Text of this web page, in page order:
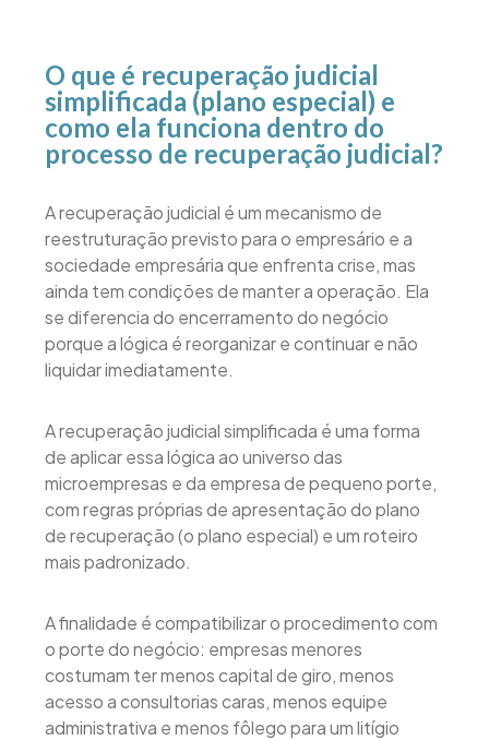
O que é recuperação judicial
simplificada (plano especial) e
como ela funciona dentro do
processo de recuperação judicial?
A recuperação judicial é um mecanismo de
reestruturação previsto para o empresário e a
sociedade empresária que enfrenta crise, mas
ainda tem condições de manter a operação. Ela
se diferencia do encerramento do negócio
porque a lógica é reorganizar e continuar e não
liquidar imediatamente.
A recuperação judicial simplificada é uma forma
de aplicar essa lógica ao universo das
microempresas e da empresa de pequeno porte,
com regras próprias de apresentação do plano
de recuperação (o plano especial) e um roteiro
mais padronizado.
A finalidade é compatibilizar o procedimento com
o porte do negócio: empresas menores
costumam ter menos capital de giro, menos
acesso a consultorias caras, menos equipe
administrativa e menos fôlego para um litígio